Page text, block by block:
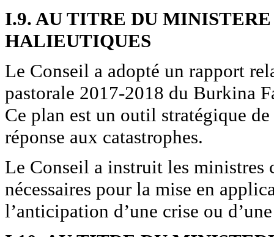
I.9. AU TITRE DU
HALIEUTIQUES
Le Conseil a adopté un rapport
pastorale 2017-2018 du Burkina
Ce plan est un outil stratégique
réponse aux catastrophes.
Le Conseil a instruit les ministres
nécessaires pour la mise en
l’anticipation d’une crise ou